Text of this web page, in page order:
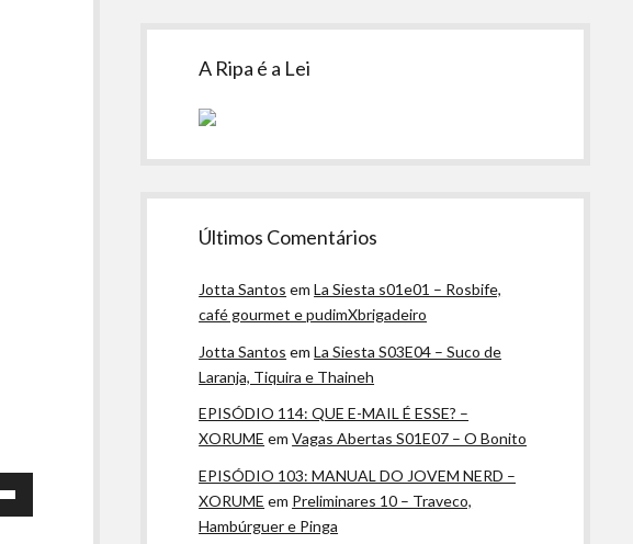
A Ripa é a Lei
Últimos Comentários
Jotta Santos emLa Siesta s01e01 – Rosbife,
café gourmet e pudimXbrigadeiro
Jotta Santos emLa Siesta S03E04 – Suco de
Laranja, Tiquira e Thaineh
EPISÓDIO 114: QUE E-MAIL É ESSE? –
XORUME emVagas Abertas S01E07 – O Bonito
EPISÓDIO 103: MANUAL DO JOVEM NERD –
XORUME em Preliminares 10 – Traveco,
Hambúrguer e Pinga